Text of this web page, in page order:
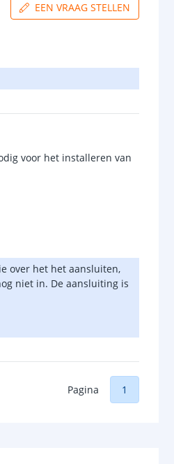
EEN VRAAG STELLEN
voor het installeren van
over het het aansluiten,
niet in. De aansluiting is
Pagina 1